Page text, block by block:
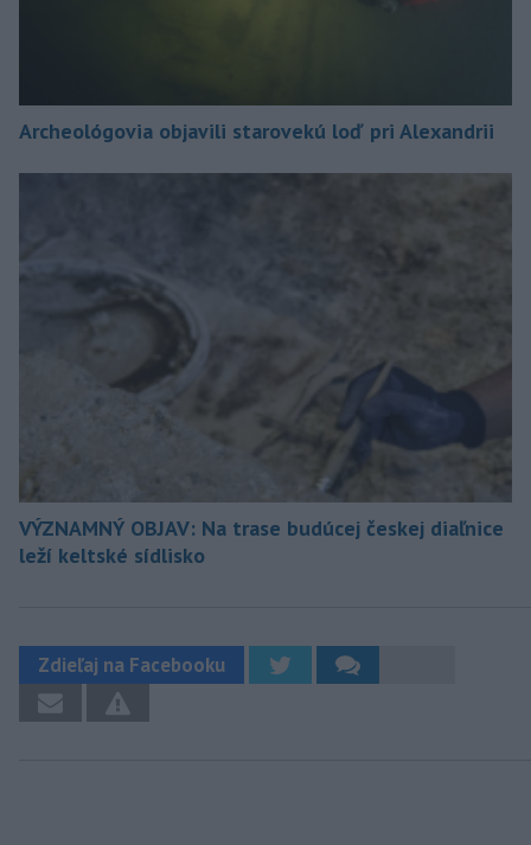
Archeológovia objavili starovekú loď pri Alexandrii
VÝZNAMNÝ OBJAV: Na trase budúcej českej diaľnice
leží keltské sídlisko
Zdieľaj na Facebooku